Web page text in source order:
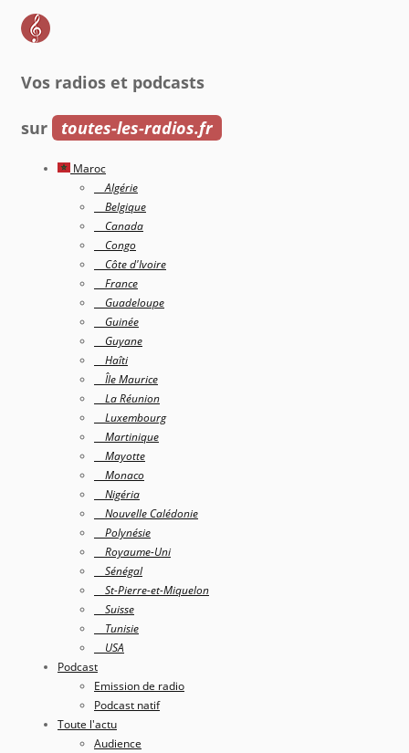
Vos radios et podcasts
sur toutes-les-radios.fr
Maroc
Algérie
Belgique
Canada
Congo
Côte d'Ivoire
France
Guadeloupe
Guinée
Guyane
Haîti
Île Maurice
La Réunion
Luxembourg
Martinique
Mayotte
Monaco
Nigéria
Nouvelle Calédonie
Polynésie
Royaume-Uni
Sénégal
St-Pierre-et-Miquelon
Suisse
Tunisie
USA
Podcast
Emission de radio
Podcast natif
Toute l'actu
Audience